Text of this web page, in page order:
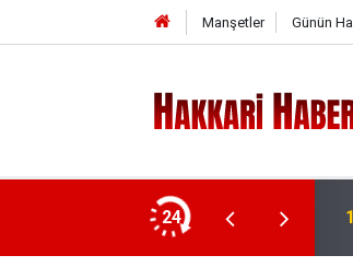
Manşetler Günün
24
ulaştırılmasıdır